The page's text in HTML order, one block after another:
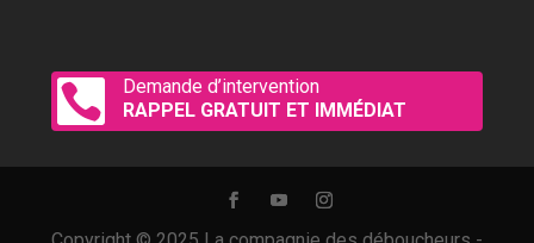

Demande d’intervention
RAPPEL GRATUIT ET IMMÉDIAT